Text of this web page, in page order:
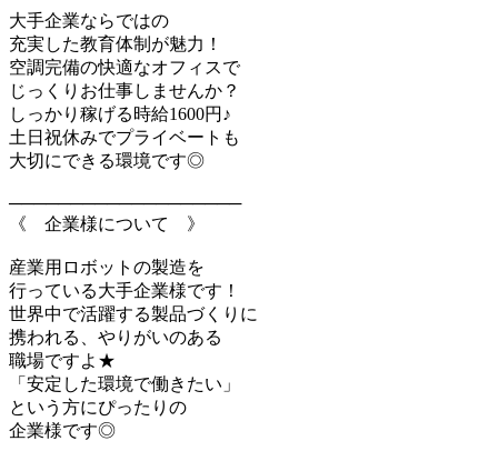
大手企業ならではの
充実した教育体制が魅力！
空調完備の快適なオフィスで
じっくりお仕事しませんか？
しっかり稼げる時給1600円♪
土日祝休みでプライベートも
大切にできる環境です◎
───────────────────
《 企業様について 》
産業用ロボットの製造を
行っている大手企業様です！
世界中で活躍する製品づくりに
携われる、やりがいのある
職場ですよ★
「安定した環境で働きたい」
という方にぴったりの
企業様です◎